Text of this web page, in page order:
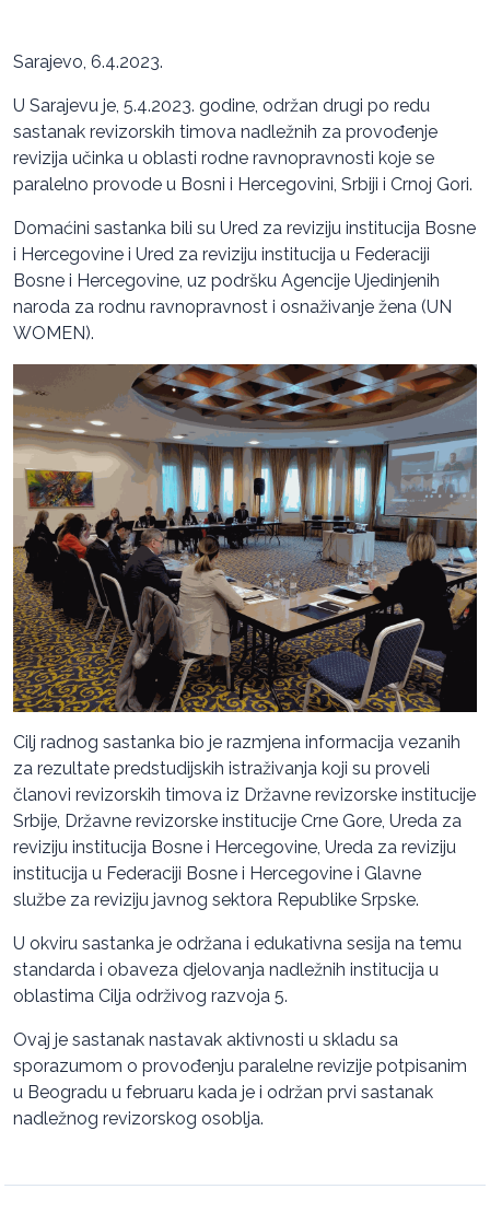
Sarajevo, 6.4.2023.
U Sarajevu je, 5.4.2023. godine, održan drugi po redu
sastanak revizorskih timova nadležnih za provođenje
revizija učinka u oblasti rodne ravnopravnosti koje se
paralelno provode u Bosni i Hercegovini, Srbiji i Crnoj Gori.
Domaćini sastanka bili su Ured za reviziju institucija Bosne
i Hercegovine i Ured za reviziju institucija u Federaciji
Bosne i Hercegovine, uz podršku Agencije Ujedinjenih
naroda za rodnu ravnopravnost i osnaživanje žena (UN
WOMEN).
Cilj radnog sastanka bio je razmjena informacija vezanih
za rezultate predstudijskih istraživanja koji su proveli
članovi revizorskih timova iz Državne revizorske institucije
Srbije, Državne revizorske institucije Crne Gore, Ureda za
reviziju institucija Bosne i Hercegovine, Ureda za reviziju
institucija u Federaciji Bosne i Hercegovine i Glavne
službe za reviziju javnog sektora Republike Srpske.
U okviru sastanka je održana i edukativna sesija na temu
standarda i obaveza djelovanja nadležnih institucija u
oblastima Cilja održivog razvoja 5.
Ovaj je sastanak nastavak aktivnosti u skladu sa
sporazumom o provođenju paralelne revizije potpisanim
u Beogradu u februaru kada je i održan prvi sastanak
nadležnog revizorskog osoblja.